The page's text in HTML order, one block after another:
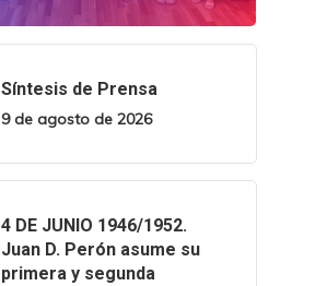
Síntesis de Prensa
9 de agosto de 2026
4 DE JUNIO 1946/1952.
Juan D. Perón asume su
primera y segunda